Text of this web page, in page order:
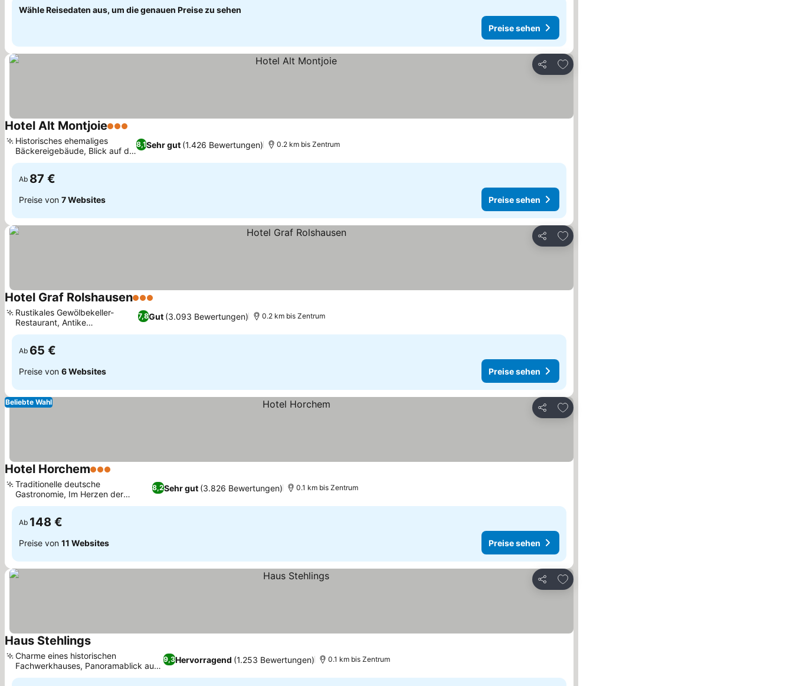
Wähle Reisedaten aus, um die genauen Preise zu sehen
Preise sehen
Teilen
Zu Favoriten hinzufügen
Hotel Alt Montjoie3 Sterne
8,1Sehr gut (1.426 Bewertungen)
Historisches ehemaliges
Bäckereigebäude, Blick auf die
Rur
0.2 km bis Zentrum
Ab 87 €
Preise von 7 Websites Preise sehen
Teilen
Zu Favoriten hinzufügen
Hotel Graf Rolshausen3 Sterne
7,8Gut (3.093 Bewertungen)
Rustikales Gewölbekeller-
Restaurant, Antike
Gästezimmer
0.2 km bis Zentrum
Ab 65 €
Preise von 6 Websites Preise sehen
Teilen
Zu Favoriten hinzufügen
Beliebte Wahl
Hotel Horchem3 Sterne
8,2Sehr gut (3.826 Bewertungen)
Traditionelle deutsche
Gastronomie, Im Herzen der
Monschauer Altstadt
0.1 km bis Zentrum
Ab 148 €
Preise von 11 Websites Preise sehen
Teilen
Zu Favoriten hinzufügen
Haus Stehlings
9,3Hervorragend (1.253 Bewertungen)
Charme eines historischen
Fachwerkhauses, Panoramablick auf
die Rur und die Altstadt
0.1 km bis Zentrum